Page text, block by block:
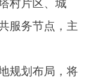
门户节
度格
东侧建